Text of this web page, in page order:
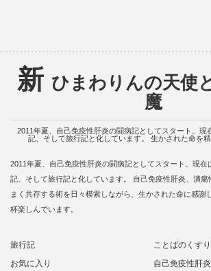
新 ひまわりんの天使
魔
2011年夏、自己免疫性肝炎の闘病記としてスタート。現
記、そして旅行記と化しています。 生かされた命を精
2011年夏、自己免疫性肝炎の闘病記としてスタート。現在
記、そして旅行記と化しています。 自己免疫性肝炎、潰瘍
まく共存する術を日々模索しながら、生かされた命に感謝
杯楽しんでいます。
旅行記
ことばのくすり
お気に入り
自己免疫性肝